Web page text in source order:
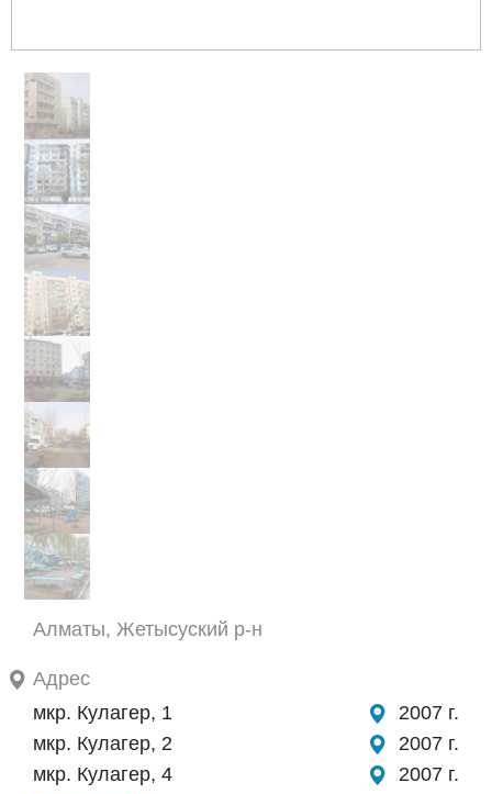
Алматы, Жетысуский р-н
Адрес
мкр. Кулагер, 1
2007 г.
мкр. Кулагер, 2
2007 г.
мкр. Кулагер, 4
2007 г.